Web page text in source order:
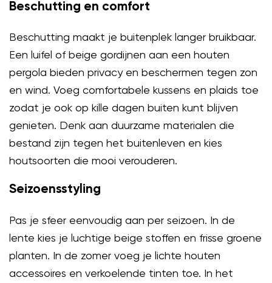
Beschutting en comfort
Beschutting maakt je buitenplek langer bruikbaar.
Een luifel of beige gordijnen aan een houten
pergola bieden privacy en beschermen tegen zon
en wind. Voeg comfortabele kussens en plaids toe
zodat je ook op kille dagen buiten kunt blijven
genieten. Denk aan duurzame materialen die
bestand zijn tegen het buitenleven en kies
houtsoorten die mooi verouderen.
Seizoensstyling
Pas je sfeer eenvoudig aan per seizoen. In de
lente kies je luchtige beige stoffen en frisse groene
planten. In de zomer voeg je lichte houten
accessoires en verkoelende tinten toe. In het